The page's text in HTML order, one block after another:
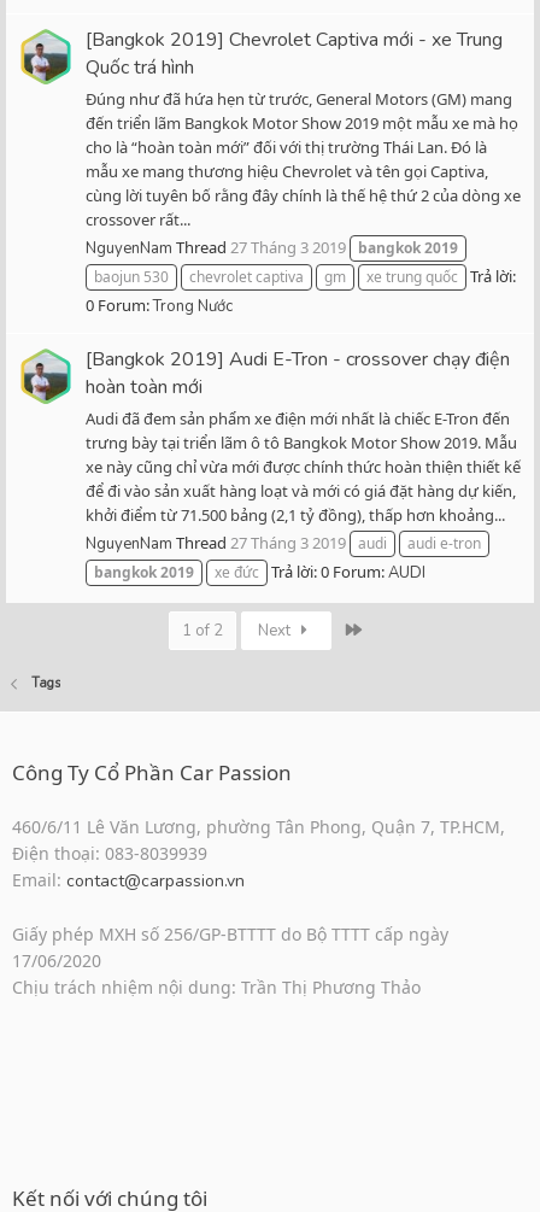
[Bangkok 2019] Chevrolet Captiva mới - xe Trung
Quốc trá hình
Đúng như đã hứa hẹn từ trước, General Motors (GM) mang
đến triển lãm Bangkok Motor Show 2019 một mẫu xe mà họ
cho là “hoàn toàn mới” đối với thị trường Thái Lan. Đó là
mẫu xe mang thương hiệu Chevrolet và tên gọi Captiva,
cùng lời tuyên bố rằng đây chính là thế hệ thứ 2 của dòng xe
crossover rất...
NguyenNam Thread 27 Tháng 3 2019 bangkok2019
baojun 530
chevrolet captiva gm xe trung quốc
Trả lời:
0 Forum:Trong Nước
[Bangkok 2019] Audi E-Tron - crossover chạy điện
hoàn toàn mới
Audi đã đem sản phẩm xe điện mới nhất là chiếc E-Tron đến
trưng bày tại triển lãm ô tô Bangkok Motor Show 2019. Mẫu
xe này cũng chỉ vừa mới được chính thức hoàn thiện thiết kế
để đi vào sản xuất hàng loạt và mới có giá đặt hàng dự kiến,
khởi điểm từ 71.500 bảng (2,1 tỷ đồng), thấp hơn khoảng...
NguyenNam Thread 27 Tháng 3 2019 audi
audi e-tron
bangkok2019 xe đức Trả lời: 0 Forum:AUDI
1 of 2 Next
Tags
Công Ty Cổ Phần Car Passion
460/6/11 Lê Văn Lương, phường Tân Phong, Quận 7, TP.HCM,
Điện thoại: 083-8039939
Email: contact@carpassion.vn
Giấy phép MXH số 256/GP-BTTTT do Bộ TTTT cấp ngày
17/06/2020
Chịu trách nhiệm nội dung: Trần Thị Phương Thảo
Kết nối với chúng tôi